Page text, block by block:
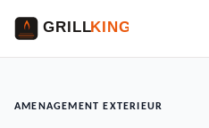
AMENAGEMENT EXTERIEUR